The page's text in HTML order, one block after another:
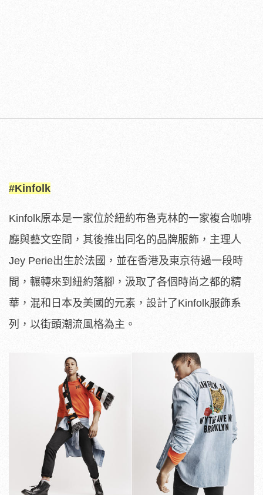
#Kinfolk
Kinfolk原本是一家位於紐約布魯克林的一家複合咖啡
廳與藝文空間，其後推出同名的品牌服飾，主理人
Jey Perie出生於法國，並在香港及東京待過一段時
間，輾轉來到紐約落腳，汲取了各個時尚之都的精
華，混和日本及美國的元素，設計了Kinfolk服飾系
列，以街頭潮流風格為主。